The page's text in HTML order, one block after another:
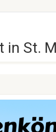
in St.